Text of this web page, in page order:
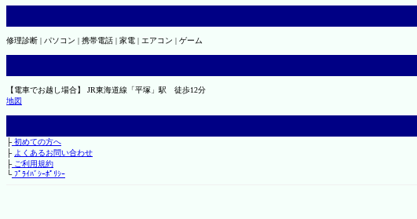
修理診断 | パソコン | 携帯電話 | 家電 | エアコン | ゲーム
【電車でお越し場合】 JR東海道線「平塚」駅 徒歩12分
地図
├初めての方へ
├ よくあるお問い合わせ
├ご利用規約
└ﾌﾟﾗｲﾊﾞｼｰﾎﾟﾘｼｰ